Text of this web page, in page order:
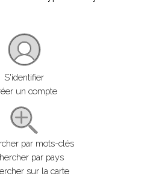
S'identifier
un compte
par mots-clés
par pays
sur la carte